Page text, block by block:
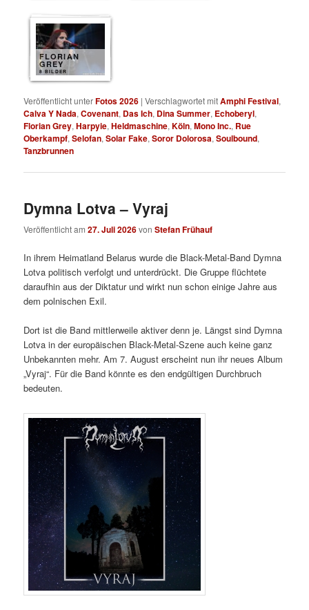
FLORIAN
GREY
8 BILDER
Veröffentlicht unterFotos 2026 |Verschlagwortet mitAmphi Festival,
Calva Y Nada,Covenant, Das Ich, Dina Summer, Echoberyl,
Florian Grey,Harpyie,Heldmaschine,Köln,Mono Inc., Rue
Oberkampf,Selofan,Solar Fake,Soror Dolorosa,Soulbound,
Tanzbrunnen
Dymna Lotva – Vyraj
Veröffentlicht am27. Juli 2026vonStefan Frühauf
In ihrem Heimatland Belarus wurde die Black-Metal-Band Dymna
Lotva politisch verfolgt und unterdrückt. Die Gruppe flüchtete
daraufhin aus der Diktatur und wirkt nun schon einige Jahre aus
dem polnischen Exil.
Dort ist die Band mittlerweile aktiver denn je. Längst sind Dymna
Lotva in der europäischen Black-Metal-Szene auch keine ganz
Unbekannten mehr. Am 7. August erscheint nun ihr neues Album
„Vyraj“. Für die Band könnte es den endgültigen Durchbruch
bedeuten.